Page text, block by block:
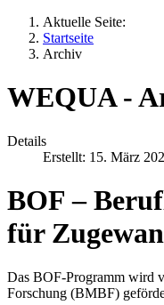
Aktuelle Seite:
Startseite
Archiv
WEQUA -
Details
Erstellt: 15. März
BOF –
für
Das BOF-Programm wird
Forschung (BMBF)